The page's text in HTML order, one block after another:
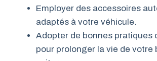
Employer des accessoires
adaptés à votre véhicule.
Adopter de bonnes pratiques
pour prolonger la vie de votre